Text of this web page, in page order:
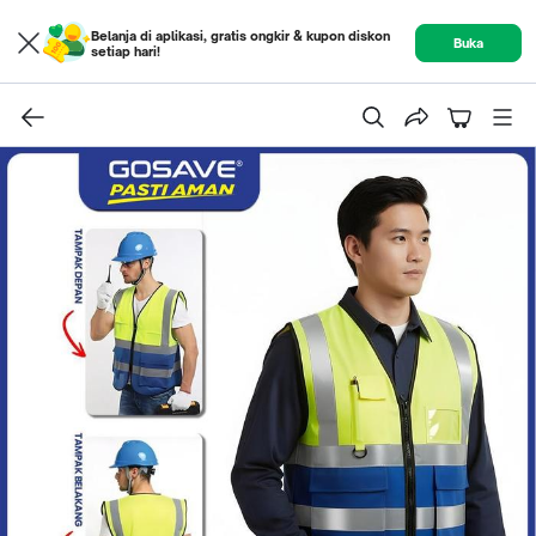
Belanja di aplikasi, gratis ongkir & kupon diskon
setiap hari!
Buka